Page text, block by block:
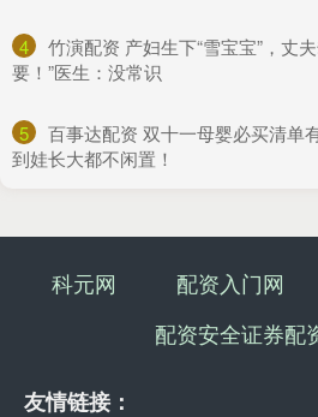
4
竹演配资 产妇生下“雪宝宝”，丈
要！”医生：没常识
5
百事达配资 双十一母婴必买清单
到娃长大都不闲置！
科元网 配资入门网
配资安全证券配
友情链接：